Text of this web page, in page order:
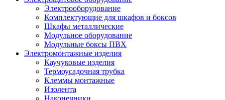
Электрооборудование
Комплектующие для шкафов и боксов
Шкафы металлические
Модульное оборудование
Модульные боксы ПВХ
Электромонтажные изделия
Каучуковые изделия
Термоусадочная трубка
Клеммы монтажные
Изолента
Наконечники